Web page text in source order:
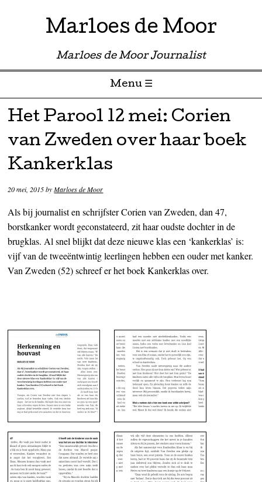
Marloes de Moor
Marloes de Moor Journalist
Menu ☰
Skip to content
Het Parool 12 mei: Corien
van Zweden over haar boek
Kankerklas
20 mei, 2015byMarloes de Moor
Als bij journalist en schrijfster Corien van Zweden, dan 47,
borstkanker wordt geconstateerd, zit haar oudste dochter in de
brugklas. Al snel blijkt dat deze nieuwe klas een ‘kankerklas’ is:
vijf van de tweeëntwintig leerlingen hebben een ouder met kanker.
Van Zweden (52) schreef er het boek Kankerklas over.